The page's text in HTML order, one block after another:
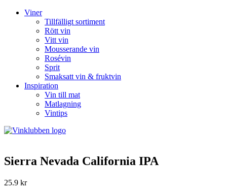
Viner
Tillfälligt sortiment
Rött vin
Vitt vin
Mousserande vin
Rosévin
Sprit
Smaksatt vin & fruktvin
Inspiration
Vin till mat
Matlagning
Vintips
Sierra Nevada California IPA
25.9 kr